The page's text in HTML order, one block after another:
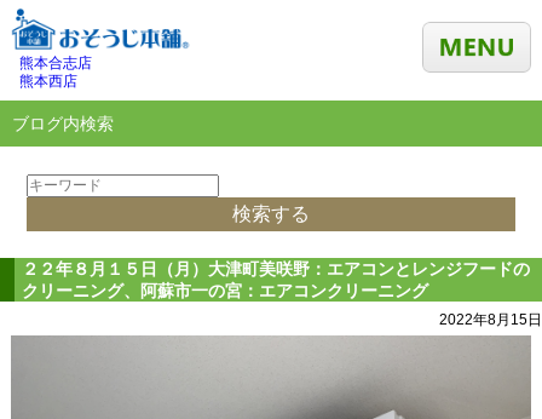
熊本合志店
熊本西店
ブログ内検索
２２年８月１５日（月）大津町美咲野：エアコンとレンジフードの
クリーニング、阿蘇市一の宮：エアコンクリーニング
2022年8月15日